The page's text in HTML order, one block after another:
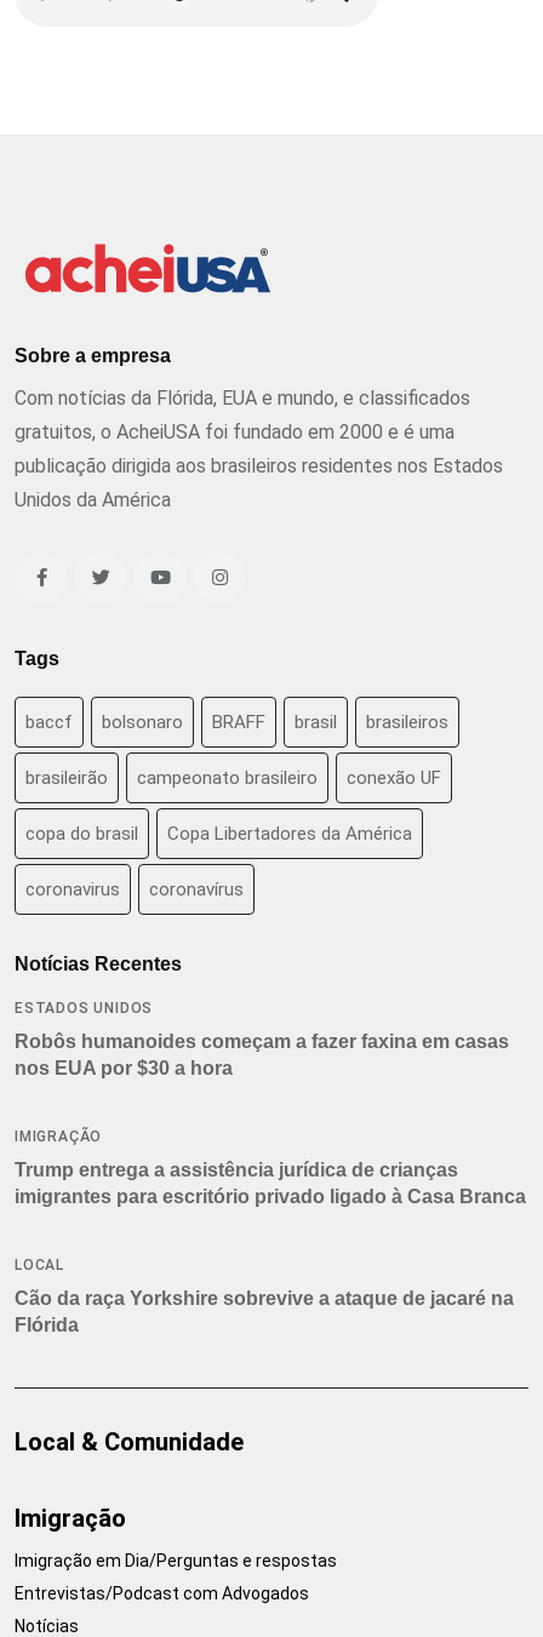
Sobre a empresa
Com notícias da Flórida, EUA e mundo, e classificados
gratuitos, o AcheiUSA foi fundado em 2000 e é uma
publicação dirigida aos brasileiros residentes nos Estados
Unidos da América
Tags
baccf bolsonaro BRAFF brasil brasileiros
brasileirão campeonato brasileiro conexão UF
copa do brasil Copa Libertadores da América
coronavirus coronavírus
Notícias Recentes
ESTADOS UNIDOS
Robôs humanoides começam a fazer faxina em casas
nos EUA por $30 a hora
IMIGRAÇÃO
Trump entrega a assistência jurídica de crianças
imigrantes para escritório privado ligado à Casa Branca
LOCAL
Cão da raça Yorkshire sobrevive a ataque de jacaré na
Flórida
Local & Comunidade
Imigração
Imigração em Dia/Perguntas e respostas
Entrevistas/Podcast com Advogados
Notícias